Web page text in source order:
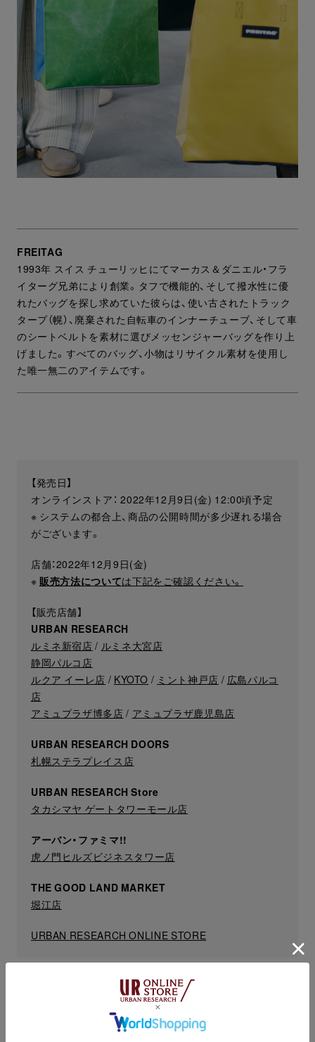
FREITAG
1993年 スイス チューリッヒにてマーカス＆ダニエル・フラ
イターグ兄弟により創業。タフで機能的、そして撥水性に優
れたバッグを探し求めていた彼らは、使い古されたトラック
タープ（幌）、廃棄された自転車のインナーチューブ、そして車
のシートベルトを素材に選びメッセンジャーバッグを作り上
げました。すべてのバッグ、小物はリサイクル素材を使用し
た唯一無二のアイテムです。
【発売日】
オンラインストア： 2022年12月9日(金) 12:00頃予定
※ システムの都合上、商品の公開時間が多少遅れる場合
がございます。
店舗：2022年12月9日(金)
※ 販売方法については下記をご確認ください。
【販売店舗】
URBAN RESEARCH
ルミネ新宿店 / ルミネ大宮店
静岡パルコ店
ルクア イーレ店 / KYOTO / ミント神戸店 / 広島パルコ
店
アミュプラザ博多店 / アミュプラザ鹿児島店
URBAN RESEARCH DOORS
札幌ステラプレイス店
URBAN RESEARCH Store
タカシマヤ ゲートタワーモール店
アーバン・ファミマ!!
虎ノ門ヒルズビジネスタワー店
THE GOOD LAND MARKET
堀江店
URBAN RESEARCH ONLINE STORE